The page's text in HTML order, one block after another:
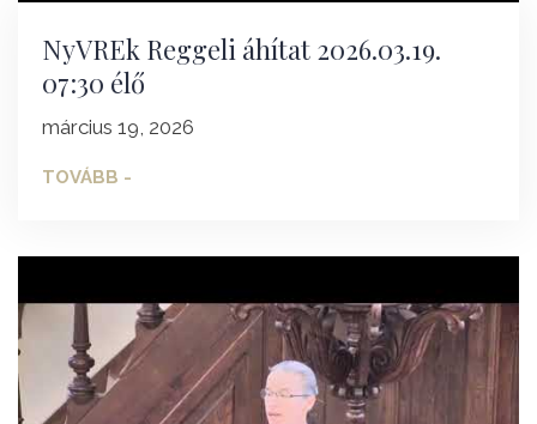
NyVREk Reggeli áhítat 2026.03.19.
07:30 élő
március 19, 2026
TOVÁBB -